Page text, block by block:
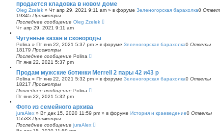
продается кладовка в новом доме
Oleg Zzelek » Чт апр 29, 2021 9:11 am » в форуме Зеленогорская барахолка0
19345 Просмотры
Последнее сообщение Oleg Zzelek
Чт апр 29, 2021 9:11 am
Чугунные казан и сковороды
Polina » Пт янв 22, 2021 5:37 pm » в форуме Зеленогорская барахолка0 Ответы
18179 Просмотры
Последнее сообщение Polina
Пт янв 22, 2021 5:37 pm
Продам мужские ботинки Merrell 2 пары 42 и43 р
Polina » Пт янв 22, 2021 5:32 pm » в форуме Зеленогорская барахолка0 Ответы
18217 Просмотры
Последнее сообщение Polina
Пт янв 22, 2021 5:32 pm
Фото из семейного архива
juraAlex » Вт дек 15, 2020 11:59 pm » в форуме История и краеведение0 Ответы
15533 Просмотры
Последнее сообщение juraAlex